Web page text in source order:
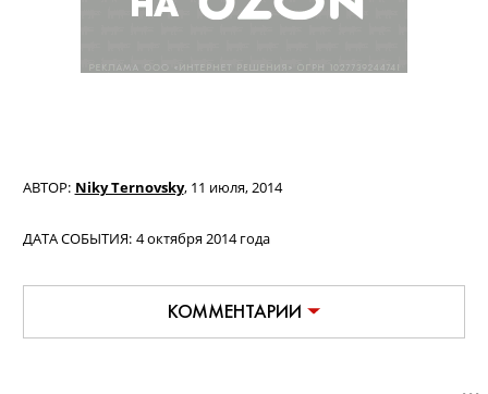
АВТОР: Niky Ternovsky, 11 июля, 2014
ДАТА СОБЫТИЯ: 4 октября 2014 года
КОММЕНТАРИИ